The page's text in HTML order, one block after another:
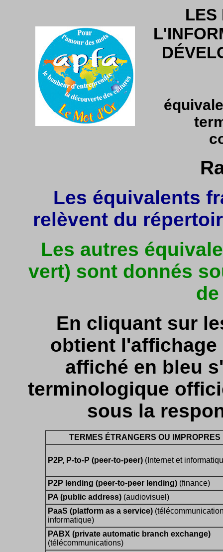
LES
Les équivalents
relèvent du
Les autres
vert) sont donnés
En cliquant sur
obtient
affiché en bleu
terminologique
sous la
TERMES ÉTRANGERS OU IMPROPRES
P2P, P-to-P (peer-to-peer) (Internet et
P2P lending (peer-to-peer lending) (finance)
PA (public address) (audiovisuel)
PaaS (platform as a service)
informatique)
PABX (private automatic branch exchange)
(télécommunications)